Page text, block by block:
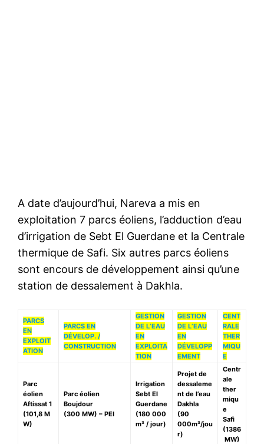
A date d’aujourd’hui, Nareva a mis en
exploitation 7 parcs éoliens, l’adduction d’eau
d’irrigation de Sebt El Guerdane et la Centrale
thermique de Safi. Six autres parcs éoliens
sont encours de développement ainsi qu’une
station de dessalement à Dakhla.
PARCS
EN
EXPLOIT
ATION
PARCS EN
DÉVELOP. /
CONSTRUCTION
GESTION
DE L’EAU
EN
EXPLOITA
TION
GESTION
DE L’EAU
EN
DÉVELOPP
EMENT
CENT
RALE
THER
MIQU
E
Parc
éolien
Aftissat 1
(101,8 M
W)
Parc éolien
Boujdour
(300 MW) – PEI
Irrigation
Sebt El
Guerdane
(180 000
m³ / jour)
Projet de
dessaleme
nt de l’eau
Dakhla
(90
000m³/jou
r)
Centr
ale
ther
miqu
e
Safi
(1386
MW)